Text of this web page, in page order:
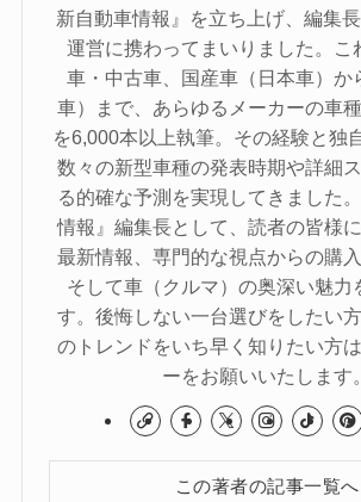
新自動車情報』を立ち上げ、編集
運営に携わってまいりました。こ
車・中古車、国産車（日本車）か
車）まで、あらゆるメーカーの車
を6,000本以上執筆。その経験と独
数々の新型車種の発表時期や詳細
る的確な予測を実現してきました
情報』編集長として、読者の皆様
最新情報、専門的な視点からの購入
そして車（クルマ）の奥深い魅力
す。後悔しない一台選びをしたい
のトレンドをいち早く知りたい方
ーをお願いいたします。
この著者の記事一覧へ